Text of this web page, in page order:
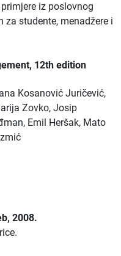
iz poslovnog
za studente, menadžere i
12th edition
Kosanović Juričević,
Zovko, Josip
Emil Heršak, Mato
, 2008.